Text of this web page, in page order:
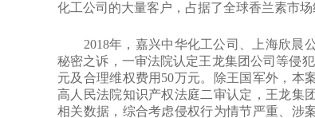
化工公司的大量客户，占据了全球香兰素市场
2018年，嘉兴中华化工公司、上海欣晨
秘密之诉，一审法院认定王龙集团公司等侵
元及合理维权费用50万元。除王国军外，本
高人民法院知识产权法庭二审认定，王龙集
相关数据，综合考虑侵权行为情节严重、涉